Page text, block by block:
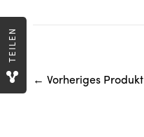
TEILEN
← Vorheriges Produkt